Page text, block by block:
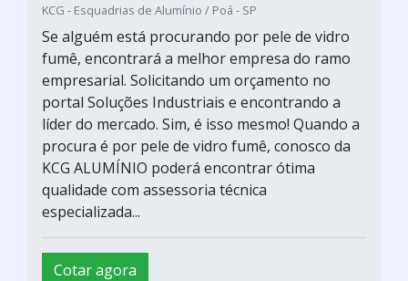
KCG - Esquadrias de Alumínio / Poá - SP
Se alguém está procurando por pele de vidro
fumê, encontrará a melhor empresa do ramo
empresarial. Solicitando um orçamento no
portal Soluções Industriais e encontrando a
líder do mercado. Sim, é isso mesmo! Quando a
procura é por pele de vidro fumê, conosco da
KCG ALUMÍNIO poderá encontrar ótima
qualidade com assessoria técnica
especializada...
Cotar agora